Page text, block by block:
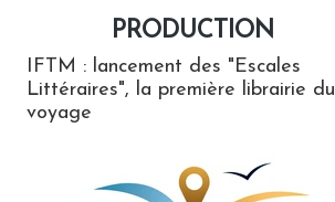
PRODUCTION
IFTM : lancement des "Escales
Littéraires", la première librairie du
voyage